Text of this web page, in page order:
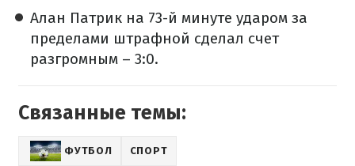
Алан Патрик на 73-й минуте ударом за
пределами штрафной сделал счет
разгромным – 3:0.
Связанные темы:
ФУТБОЛ СПОРТ